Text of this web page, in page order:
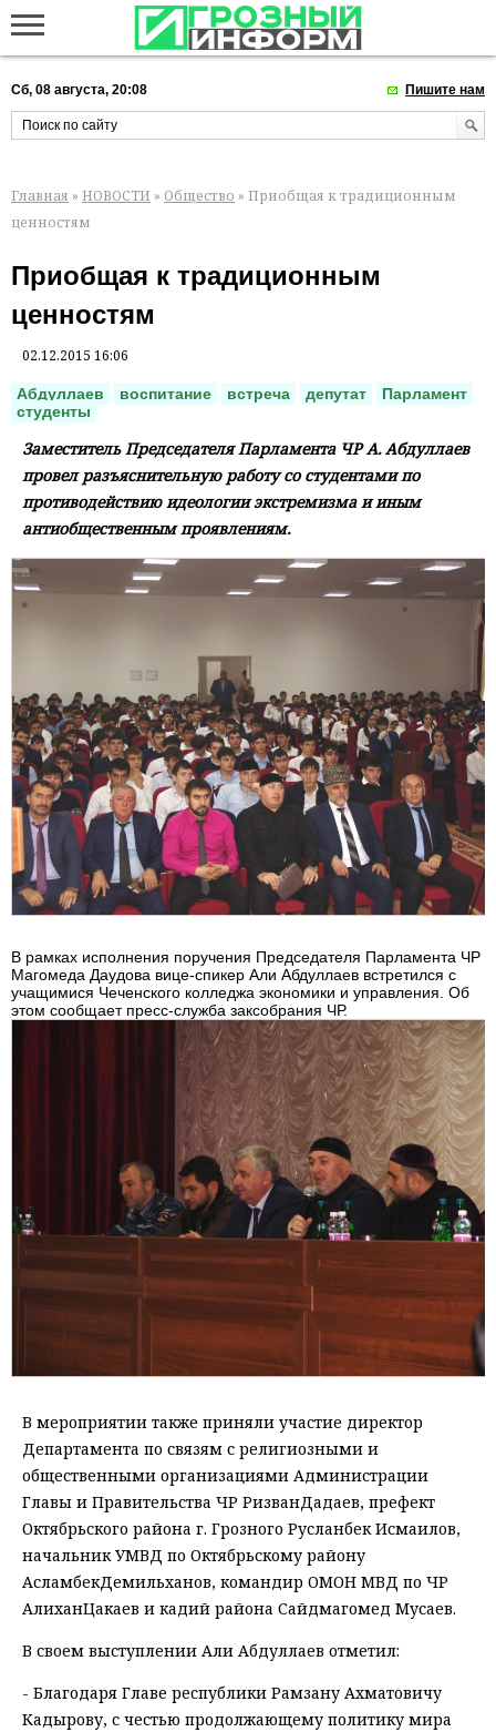
Сб, 08 августа, 20:08 Пишите нам
Главная » НОВОСТИ » Общество » Приобщая к традиционным
ценностям
Приобщая к традиционным
ценностям
02.12.2015 16:06
Абдуллаев воспитание встреча депутат
Парламент
студенты
Заместитель Председателя Парламента ЧР А. Абдуллаев
провел разъяснительную работу со студентами по
противодействию идеологии экстремизма и иным
антиобщественным проявлениям.
В рамках исполнения поручения Председателя Парламента ЧР
Магомеда Даудова вице-спикер Али Абдуллаев встретился с
учащимися Чеченского колледжа экономики и управления. Об
этом сообщает пресс-служба заксобрания ЧР.
В мероприятии также приняли участие директор
Департамента по связям с религиозными и
общественными организациями Администрации
Главы и Правительства ЧР РизванДадаев, префект
Октябрьского района г. Грозного Русланбек Исмаилов,
начальник УМВД по Октябрьскому району
АсламбекДемильханов, командир ОМОН МВД по ЧР
АлиханЦакаев и кадий района Сайдмагомед Мусаев.
В своем выступлении Али Абдуллаев отметил:
- Благодаря Главе республики Рамзану Ахматовичу
Кадырову, с честью продолжающему политику мира